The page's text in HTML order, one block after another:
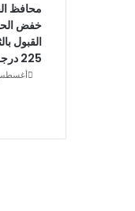
محافظ
خفض
القبول
225 درجة
أغسطس 4,